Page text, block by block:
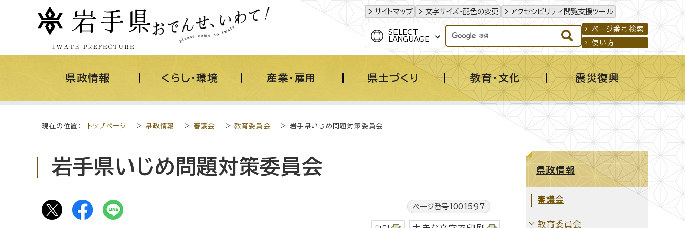
サイトマップ 文字サイズ・配色の変更 アクセシビリティ閲覧支援ツール
SELECT
LANGUAGE
ページ番号検索
使い方
県政情報 くらし・環境 産業・雇用 県土づくり 教育・文化 震災復興
現在の位置： トップページ > 県政情報 > 審議会 >教育委員会 > 岩手県いじめ問題対策委員会
岩手県いじめ問題対策委員会
ページ番号1001597
県政情報
審議会
教育委員会